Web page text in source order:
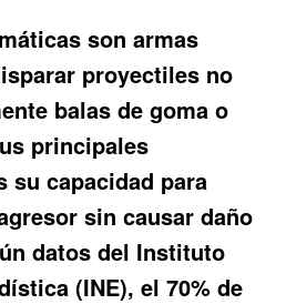
son armas
proyectiles no
balas de goma o
principales
su capacidad para
sin causar daño
datos del Instituto
(INE), el 70% de